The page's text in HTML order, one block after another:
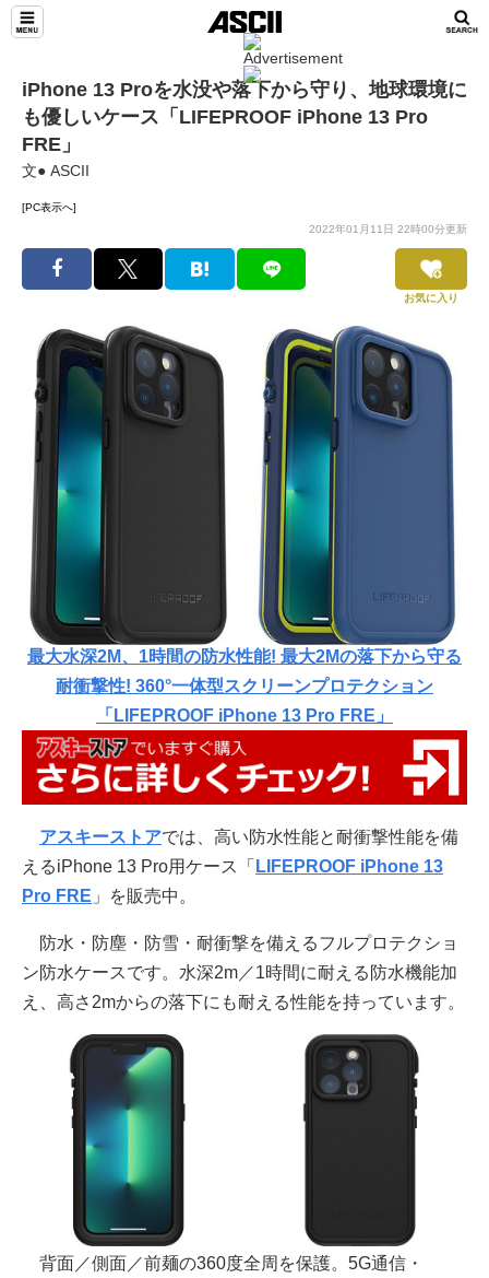
iPhone 13 Proを水没や落下から守り、地球環境に
も優しいケース「LIFEPROOF iPhone 13 Pro
FRE」
文● ASCII
[PC表示へ]
2022年01月11日 22時00分更新
お気に入り
最大水深2M、1時間の防水性能! 最大2Mの落下から守る
耐衝撃性! 360°一体型スクリーンプロテクション
「LIFEPROOF iPhone 13 Pro FRE」
アスキーストアでは、高い防水性能と耐衝撃性能を備
えるiPhone 13 Pro用ケース「 LIFEPROOF iPhone 13
Pro FRE 」を販売中。
防水・防塵・防雪・耐衝撃を備えるフルプロテクショ
ン防水ケースです。水深2m／1時間に耐える防水機能加
え、高さ2mからの落下にも耐える性能を持っています。
背面／側面／前麺の360度全周を保護。5G通信・